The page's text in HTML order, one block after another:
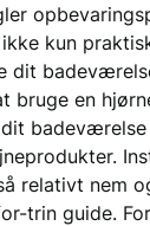
kun
dit
bruge en
relativt nem
trin guide.